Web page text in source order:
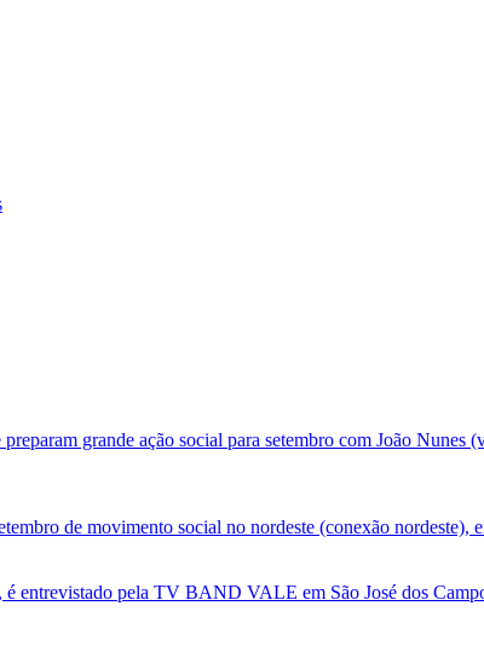
grande ação social para setembro com João
de movimento social no nordeste (conexão nordeste),
pela TV BAND VALE em São José dos